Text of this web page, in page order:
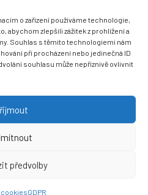
o zařízení používáme technologie,
abychom zlepšili zážitek z prohlížení a
Souhlas s těmito technologiemi nám
při procházení nebo jedinečná ID
souhlasu může nepříznivě ovlivnit
předvolby
cookiesGDPR
základní škola a mateřská škola
s.r.o.